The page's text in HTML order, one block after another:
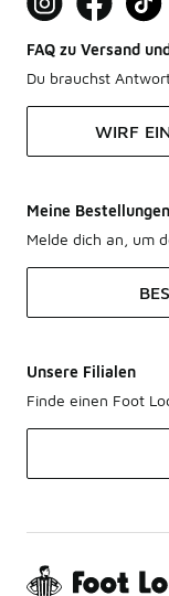
FAQ zu Versand
Du brauchst
WIRF
Meine Bestellungen
Melde dich an, um
Unsere Filialen
Finde einen Foot